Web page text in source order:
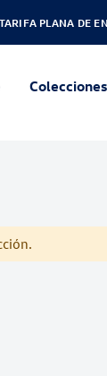
TARIFA PLANA DE
Colecciones